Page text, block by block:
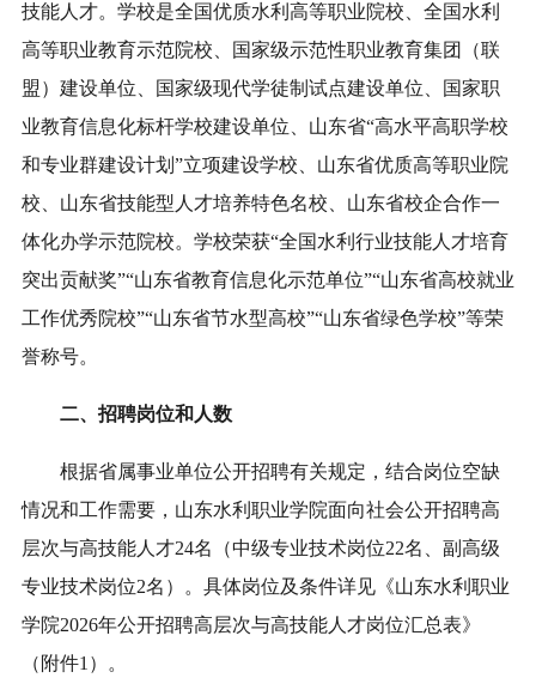
技能人才。学校是全国优质水利高等职业院校、全国水利
高等职业教育示范院校、国家级示范性职业教育集团（联
盟）建设单位、国家级现代学徒制试点建设单位、国家职
业教育信息化标杆学校建设单位、山东省“高水平高职学校
和专业群建设计划”立项建设学校、山东省优质高等职业院
校、山东省技能型人才培养特色名校、山东省校企合作一
体化办学示范院校。学校荣获“全国水利行业技能人才培育
突出贡献奖”“山东省教育信息化示范单位”“山东省高校就业
工作优秀院校”“山东省节水型高校”“山东省绿色学校”等荣
誉称号。
二、招聘岗位和人数
根据省属事业单位公开招聘有关规定，结合岗位空缺
情况和工作需要，山东水利职业学院面向社会公开招聘高
层次与高技能人才24名（中级专业技术岗位22名、副高级
专业技术岗位2名）。具体岗位及条件详见《山东水利职业
学院2026年公开招聘高层次与高技能人才岗位汇总表》
（附件1）。